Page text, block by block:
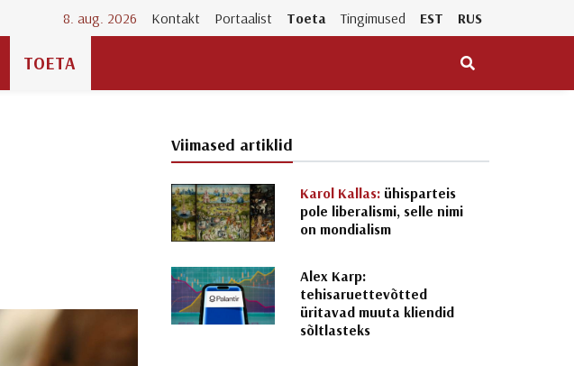
8. aug. 2026 Kontakt Portaalist Toeta Tingimused EST RUS
TOETA
Viimased artiklid
Karol Kallas: ühisparteis
pole liberalismi, selle nimi
on mondialism
Alex Karp:
tehisaruettevõtted
üritavad muuta kliendid
sõltlasteks